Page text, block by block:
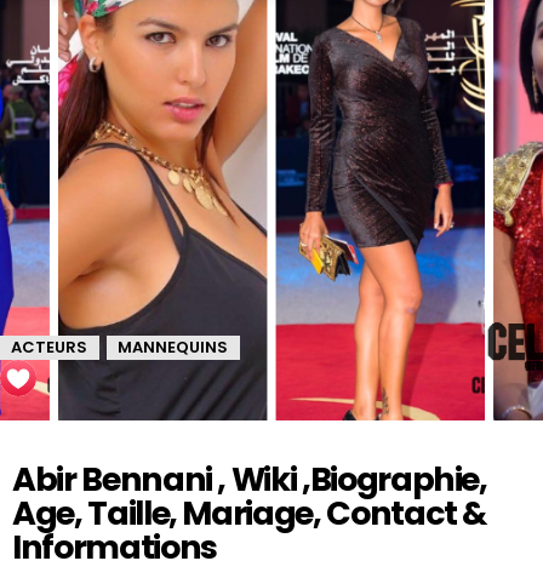
ACTEURS MANNEQUINS
Abir Bennani , Wiki ,Biographie,
Age, Taille, Mariage, Contact &
Informations